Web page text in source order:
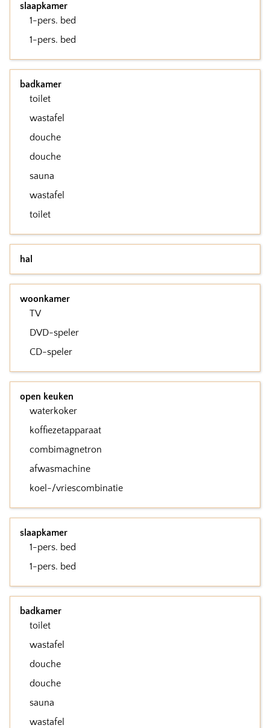
slaapkamer
1-pers. bed
1-pers. bed
badkamer
toilet
wastafel
douche
douche
sauna
wastafel
toilet
hal
woonkamer
TV
DVD-speler
CD-speler
open keuken
waterkoker
koffiezetapparaat
combimagnetron
afwasmachine
koel-/vriescombinatie
slaapkamer
1-pers. bed
1-pers. bed
badkamer
toilet
wastafel
douche
douche
sauna
wastafel